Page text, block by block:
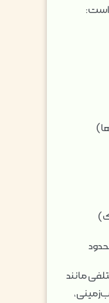
است:
مانند